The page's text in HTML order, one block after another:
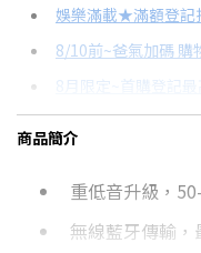
分期數
12期
24期
娛樂滿載★滿額登記
8/10前~爸氣加碼 購
8月限定~首購登記
台灣大哥大Open
商品簡介
重低音升級，
無線藍牙傳輸，